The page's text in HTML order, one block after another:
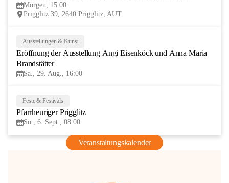
Morgen, 15:00
Prigglitz 39, 2640 Prigglitz, AUT
AUG
Ausstellungen & Kunst
Eröffnung der Ausstellung Angi Eisenköck und Anna Maria
Brandstätter
Sa., 29. Aug., 16:00
Feste & Festivals
Pfarrheuriger Prigglitz
So., 6. Sept., 08:00
Veranstaltungskalender